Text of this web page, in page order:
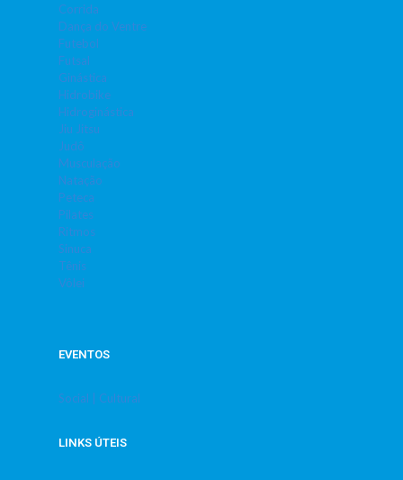
Corrida
Dança do Ventre
Futebol
Futsal
Ginástica
Hidrobike
Hidroginástica
Jiu Jitsu
Judô
Musculação
Natação
Peteca
Pilates
Ritmos
Sinuca
Tênis
Vôlei
EVENTOS
Social | Cultural
LINKS ÚTEIS